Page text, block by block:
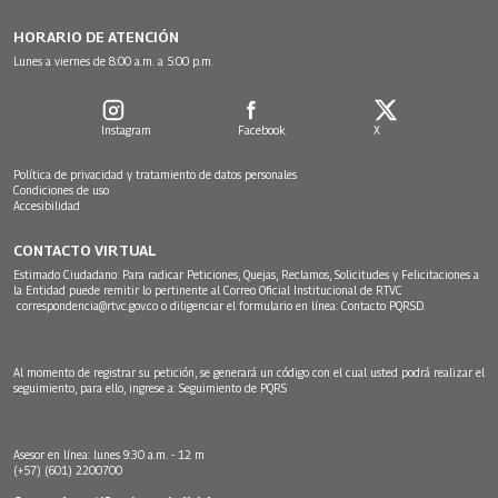
HORARIO DE ATENCIÓN
Lunes a viernes de 8:00 a.m. a 5:00 p.m.
Instagram Facebook X
Política de privacidad y tratamiento de datos personales
Condiciones de uso
Accesibilidad
CONTACTO VIRTUAL
Estimado Ciudadano: Para radicar Peticiones, Quejas, Reclamos, Solicitudes y Felicitaciones a
la Entidad puede remitir lo pertinente al Correo Oficial Institucional de RTVC
correspondencia@rtvc.gov.co o diligenciar el formulario en línea: Contacto PQRSD.
Al momento de registrar su petición, se generará un código con el cual usted podrá realizar el
seguimiento, para ello, ingrese a: Seguimiento de PQRS
Asesor en línea: lunes 9:30 a.m. - 12 m
(+57) (601) 2200700